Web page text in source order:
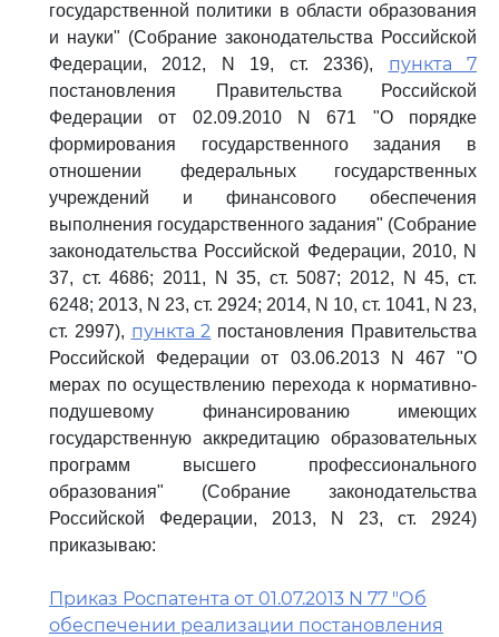
государственной политики в области образования
и науки" (Собрание законодательства Российской
Федерации, 2012, N 19, ст. 2336), пункта 7
постановления Правительства Российской
Федерации от 02.09.2010 N 671 "О порядке
формирования государственного задания в
отношении федеральных государственных
учреждений и финансового обеспечения
выполнения государственного задания" (Собрание
законодательства Российской Федерации, 2010, N
37, ст. 4686; 2011, N 35, ст. 5087; 2012, N 45, ст.
6248; 2013, N 23, ст. 2924; 2014, N 10, ст. 1041, N 23,
ст. 2997), пункта 2 постановления Правительства
Российской Федерации от 03.06.2013 N 467 "О
мерах по осуществлению перехода к нормативно-
подушевому финансированию имеющих
государственную аккредитацию образовательных
программ высшего профессионального
образования" (Собрание законодательства
Российской Федерации, 2013, N 23, ст. 2924)
приказываю:
Приказ Роспатента от 01.07.2013 N 77 "Об
обеспечении реализации постановления